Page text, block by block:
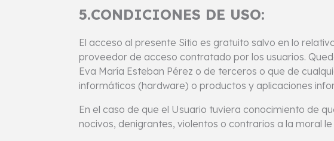
5.CONDICIONES DE USO:
El acceso al presente Sitio es gratuito salvo en lo
proveedor de acceso contratado por los usuarios.
Eva María Esteban Pérez o de terceros o que de
informáticos (hardware) o productos y aplicaciones
En el caso de que el Usuario tuviera conocimiento de
nocivos, denigrantes, violentos o contrarios a la moral